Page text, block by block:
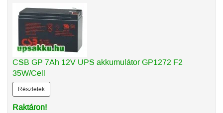
CSB GP 7Ah 12V UPS akkumulátor GP1272 F2
35W/Cell
Részletek
Raktáron!